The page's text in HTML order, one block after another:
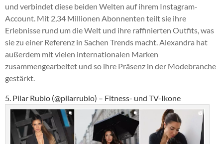
und verbindet diese beiden Welten auf ihrem Instagram-
Account. Mit 2,34 Millionen Abonnenten teilt sie ihre
Erlebnisse rund um die Welt und ihre raffinierten Outfits, was
sie zu einer Referenz in Sachen Trends macht. Alexandra hat
außerdem mit vielen internationalen Marken
zusammengearbeitet und so ihre Präsenz in der Modebranche
gestärkt.
5. Pilar Rubio (@pilarrubio) – Fitness- und TV-Ikone